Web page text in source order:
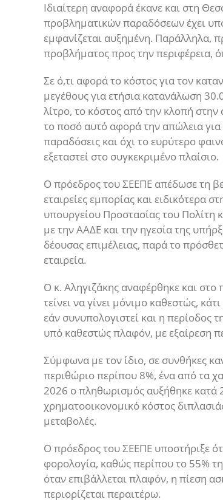
Ιδιαίτερη αναφορά έκανε και στη
προβληματικών παραδόσεων έχει
εμφανίζεται αυξημένη. Παράλληλα,
προβλήματος προς την περιφέρεια,
Σε ό,τι αφορά το κόστος για τον
μεγέθους για ετήσια κατανάλωση
λίτρο, το κόστος από την κλοπή στην
το ποσό αυτό αφορά την απώλεια
παραδόσεις και όχι το ευρύτερο
εξεταστεί στο συγκεκριμένο πλαίσιο.
Ο πρόεδρος του ΣΕΕΠΕ απέδωσε τη
εταιρείες εμπορίας και ειδικότερα
υπουργείου Προστασίας του
με την ΑΑΔΕ και την ηγεσία της
δέουσας επιμέλειας, παρά το
εταιρεία.
Ο κ. Αληγιζάκης αναφέρθηκε και
τείνει να γίνει μόνιμο καθεστώς,
εάν συνυπολογιστεί και η περίοδος
υπό καθεστώς πλαφόν, με εξαίρεση
Σύμφωνα με τον ίδιο, σε συνθήκες
περιθώριο περίπου 8%, ένα από τα
2026 ο πληθωρισμός αυξήθηκε κατά
χρηματοοικονομικό κόστος
μεταβολές.
Ο πρόεδρος του ΣΕΕΠΕ υποστήριξε
φορολογία, καθώς περίπου το 55%
όταν επιβάλλεται πλαφόν, η πίεση
περιορίζεται περαιτέρω.